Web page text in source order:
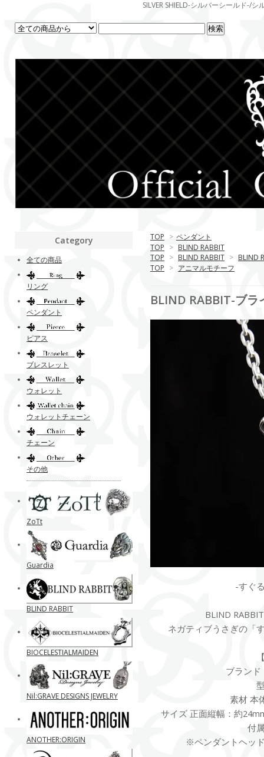
SILVER SHIELD-シルバーシールド-/
TOP > ペンダント
TOP > BLIND RABBIT
TOP > BLIND RABBIT > BLIND
TOP > アニマルモチーフ
BLIND RABBIT-ブ
-すぐ
BLIND
ネガティブうさぎの「
ブランド
素材 本
サイズ 正面縦幅：約
付
※ペンダントヘッ
Category
全ての商品
リング
ペンダント
ピアス
ブレスレット
ウォレット
ウォレットチェーン
チェーン
その他
ZoTt
Guardia
BLIND RABBIT
BIOCELESTIALMAIDEN
Nil:GRAVE DESIGNS JEWELRY
ANOTHER:ORIGIN